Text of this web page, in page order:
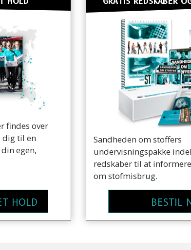
findes over
dig til en
egen,
HOLD
Sandheden om stoffers
undervisningspakke
redskaber til at
om stofmisbrug.
BESTIL